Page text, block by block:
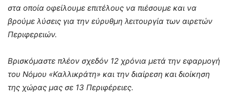
στα οποία οφείλουμε επιτέλους να πιέσουμε και να
βρούμε λύσεις για την εύρυθμη λειτουργία των αιρετών
Περιφερειών.
Βρισκόμαστε πλέον σχεδόν 12 χρόνια μετά την εφαρμογή
του Νόμου «Καλλικράτη» και την διαίρεση και διοίκηση
της χώρας μας σε 13 Περιφέρειες.